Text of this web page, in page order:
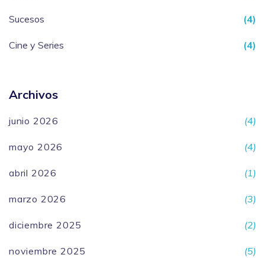
Sucesos (4)
Cine y Series (4)
Archivos
junio 2026 (4)
mayo 2026 (4)
abril 2026 (1)
marzo 2026 (3)
diciembre 2025 (2)
noviembre 2025 (5)